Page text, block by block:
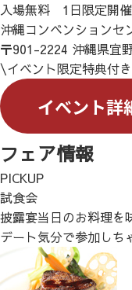
入場無料 1日限定開
沖縄コンベンションセ
〒901-2224 沖縄県宜
\イベント限定特典付
フェア情報
PICKUP
試食会
披露宴当日のお料理を
デート気分で参加しち